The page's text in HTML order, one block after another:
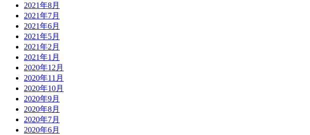
2021年8月
2021年7月
2021年6月
2021年5月
2021年2月
2021年1月
2020年12月
2020年11月
2020年10月
2020年9月
2020年8月
2020年7月
2020年6月